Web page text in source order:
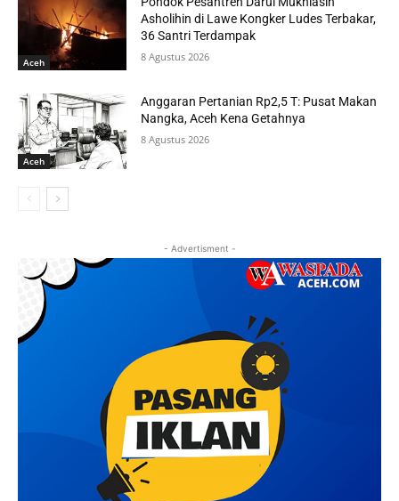
Aceh
Asholihin di Lawe Kongker Ludes Terbakar,
36 Santri Terdampak
8 Agustus 2026
Aceh
Anggaran Pertanian Rp2,5 T: Pusat Makan
Nangka, Aceh Kena Getahnya
8 Agustus 2026
- Advertisment -